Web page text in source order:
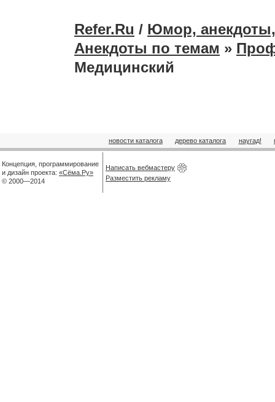
Refer.Ru / Юмор,
Анекдоты по темам »
Медицинский
новости каталога дерево каталога наугад!
Концепция, программирование
и дизайн проекта: «Сёма.Ру»
© 2000—2014
Написать вебмастеру
Разместить рекламу